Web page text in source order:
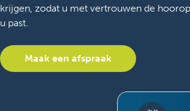
krijgen, zodat u met vertrouwen de
u past.
Maak een afspraak